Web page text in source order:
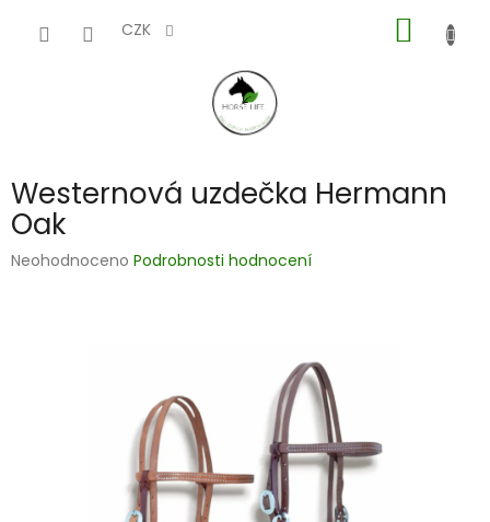
CZK
KOŠÍK
Westernová uzdečka Hermann
Oak
Průměrné
Neohodnoceno Podrobnosti hodnocení